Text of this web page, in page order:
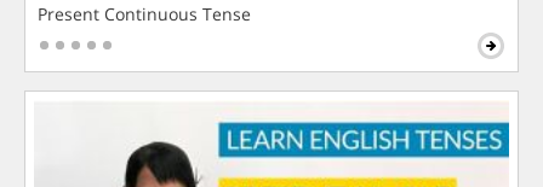
Present Continuous Tense